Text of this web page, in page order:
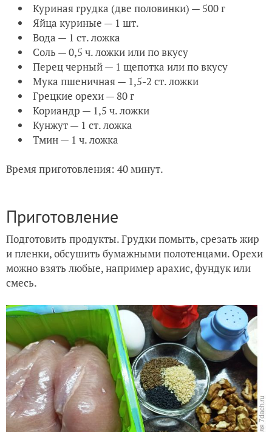
Куриная грудка (две половинки) — 500 г
Яйца куриные — 1 шт.
Вода — 1 ст. ложка
Соль — 0,5 ч. ложки или по вкусу
Перец черный — 1 щепотка или по вкусу
Мука пшеничная — 1,5-2 ст. ложки
Грецкие орехи — 80 г
Кориандр — 1,5 ч. ложки
Кунжут — 1 ст. ложка
Тмин — 1 ч. ложка
Время приготовления: 40 минут.
Приготовление
Подготовить продукты. Грудки помыть, срезать жир
и пленки, обсушить бумажными полотенцами. Орехи
можно взять любые, например арахис, фундук или
смесь.